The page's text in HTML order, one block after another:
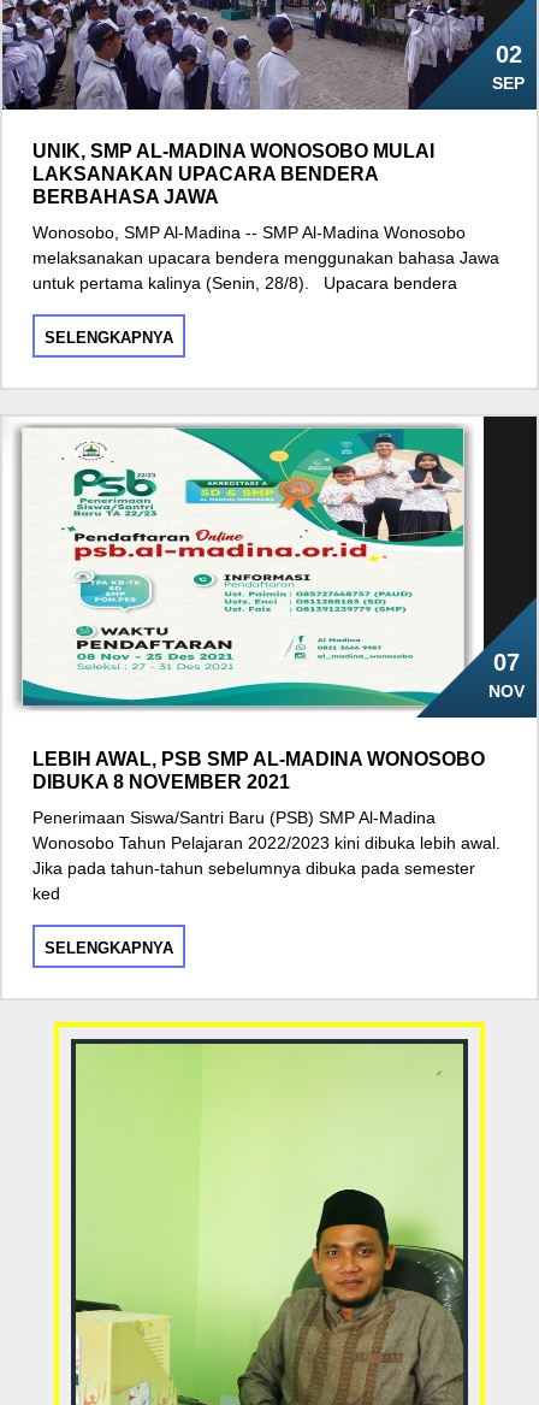
02
SEP
UNIK, SMP AL-MADINA WONOSOBO MULAI
LAKSANAKAN UPACARA BENDERA
BERBAHASA JAWA
Wonosobo, SMP Al-Madina -- SMP Al-Madina Wonosobo
melaksanakan upacara bendera menggunakan bahasa Jawa
untuk pertama kalinya (Senin, 28/8). Upacara bendera
SELENGKAPNYA
07
NOV
LEBIH AWAL, PSB SMP AL-MADINA WONOSOBO
DIBUKA 8 NOVEMBER 2021
Penerimaan Siswa/Santri Baru (PSB) SMP Al-Madina
Wonosobo Tahun Pelajaran 2022/2023 kini dibuka lebih awal.
Jika pada tahun-tahun sebelumnya dibuka pada semester
ked
SELENGKAPNYA